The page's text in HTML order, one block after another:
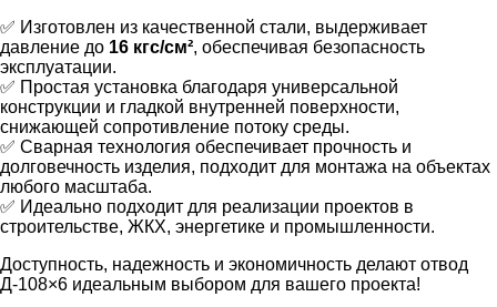
✅ Изготовлен из качественной стали, выдерживает
давление до 16 кгс/см², обеспечивая безопасность
эксплуатации.
✅ Простая установка благодаря универсальной
конструкции и гладкой внутренней поверхности,
снижающей сопротивление потоку среды.
✅ Сварная технология обеспечивает прочность и
долговечность изделия, подходит для монтажа на объектах
любого масштаба.
✅ Идеально подходит для реализации проектов в
строительстве, ЖКХ, энергетике и промышленности.
Доступность, надежность и экономичность делают отвод
Д-108×6 идеальным выбором для вашего проекта!